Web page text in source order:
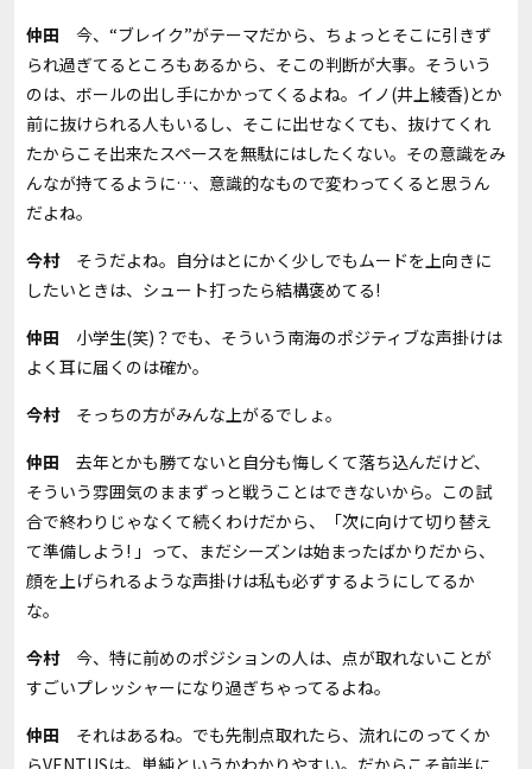
仲田 今、“ブレイク”がテーマだから、ちょっとそこに引きず
られ過ぎてるところもあるから、そこの判断が大事。そういう
のは、ボールの出し手にかかってくるよね。イノ(井上綾香)とか
前に抜けられる人もいるし、そこに出せなくても、抜けてくれ
たからこそ出来たスペースを無駄にはしたくない。その意識をみ
んなが持てるように…、意識的なもので変わってくると思うん
だよね。
今村そうだよね。自分はとにかく少しでもムードを上向きに
したいときは、シュート打ったら結構褒めてる!
仲田 小学生(笑)？でも、そういう南海のポジティブな声掛けは
よく耳に届くのは確か。
今村そっちの方がみんな上がるでしょ。
仲田 去年とかも勝てないと自分も悔しくて落ち込んだけど、
そういう雰囲気のままずっと戦うことはできないから。この試
合で終わりじゃなくて続くわけだから、「次に向けて切り替え
て準備しよう! 」って、まだシーズンは始まったばかりだから、
顔を上げられるような声掛けは私も必ずするようにしてるか
な。
今村今、特に前めのポジションの人は、点が取れないことが
すごいプレッシャーになり過ぎちゃってるよね。
仲田 それはあるね。でも先制点取れたら、流れにのってくか
らVENTUSは。単純というかわかりやすい。だからこそ前半に